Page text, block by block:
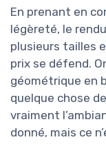
En prenant en
légèreté, le
plusieurs tailles
prix se défend.
géométrique en
quelque chose
vraiment
donné, mais ce